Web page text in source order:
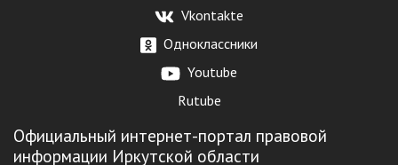
Vkontakte
Одноклассники
Youtube
Rutube
Официальный интернет-портал правовой
информации Иркутской области